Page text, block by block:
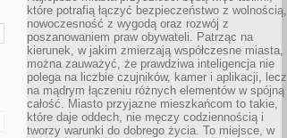
które potrafią łączyć bezpieczeństwo z wolnością,
nowoczesność z wygodą oraz rozwój z
poszanowaniem praw obywateli. Patrząc na
kierunek, w jakim zmierzają współczesne miasta,
można zauważyć, że prawdziwa inteligencja nie
polega na liczbie czujników, kamer i aplikacji, lecz
na mądrym łączeniu różnych elementów w spójną
całość. Miasto przyjazne mieszkańcom to takie,
które daje oddech, nie męczy codziennością i
tworzy warunki do dobrego życia. To miejsce, w